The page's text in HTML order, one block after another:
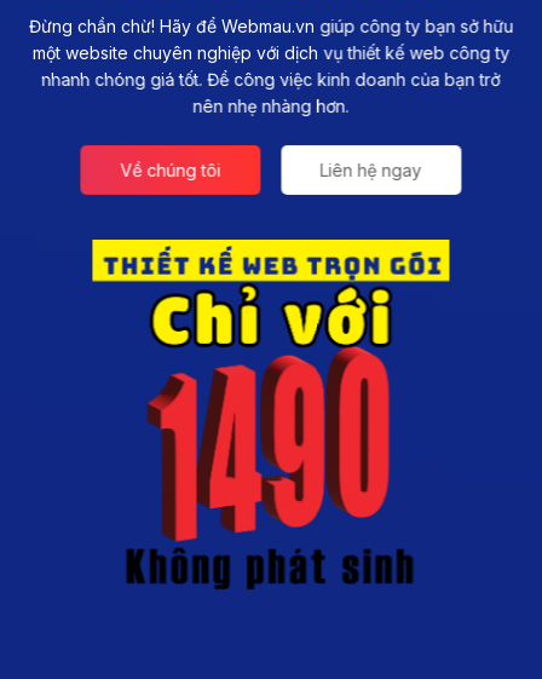
Đừng chần chừ! Hãy để Webmau.vn giúp công ty bạn sở hữu
một website chuyên nghiệp với dịch vụ thiết kế web công ty
nhanh chóng giá tốt. Để công việc kinh doanh của bạn trở
nên nhẹ nhàng hơn.
Về chúng tôi Liên hệ ngay